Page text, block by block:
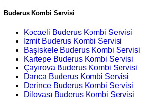
Buderus Kombi Servisi
Kocaeli Buderus Kombi Servisi
İzmit Buderus Kombi Servisi
Başiskele Buderus Kombi Servisi
Kartepe Buderus Kombi Servisi
Çayırova Buderus Kombi Servisi
Darıca Buderus Kombi Servisi
Derince Buderus Kombi Servisi
Dilovası Buderus Kombi Servisi